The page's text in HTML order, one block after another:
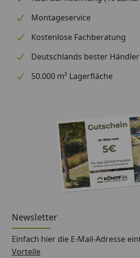
Montageservice
Kostenlose Fachberatung
Deutschlands bester Händler
50.000 m² Lagerfläche
Newsletter
Einfach hier die E-Mail-Adresse
Vorteile